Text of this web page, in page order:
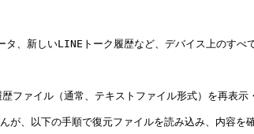
新しいLINEトーク履歴など、デバイス上のすべ
ァイル（通常、テキストファイル形式）を再表示
、以下の手順で復元ファイルを読み込み、内容を確